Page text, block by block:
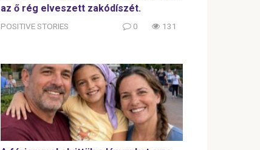
az ő rég elveszett zakódíszét.
POSITIVE STORIES 0 131